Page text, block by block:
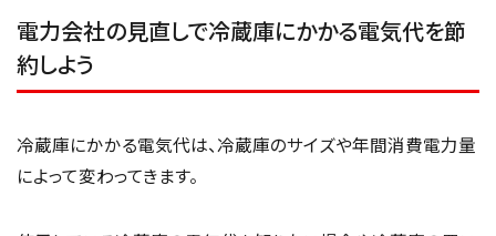
電力会社の見直しで冷蔵庫にかかる電気代を節
約しよう
冷蔵庫にかかる電気代は、冷蔵庫のサイズや年間消費電力量
によって変わってきます。